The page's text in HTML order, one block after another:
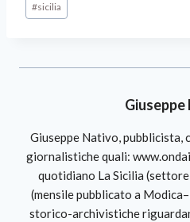
#sicilia
Giuseppe Nativo, pubblicista,
giornalistiche quali:
quotidiano La Sicilia
(mensile pubblicato a
storico-archivistiche